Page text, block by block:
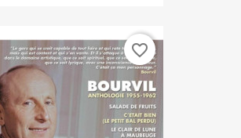
favorite_border